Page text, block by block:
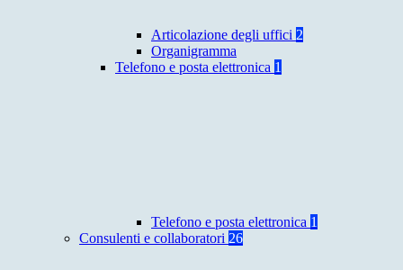
Articolazione degli uffici 2
Organigramma
Telefono e posta elettronica 1
Telefono e posta elettronica 1
Consulenti e collaboratori 26